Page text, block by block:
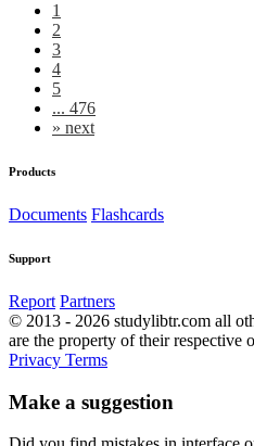
1
2
3
4
5
... 476
» next
Products
Documents Flashcards
Support
Report Partners
© 2013 - 2026 studylibtr.com all
are the property of their respective
Privacy Terms
Make a suggestion